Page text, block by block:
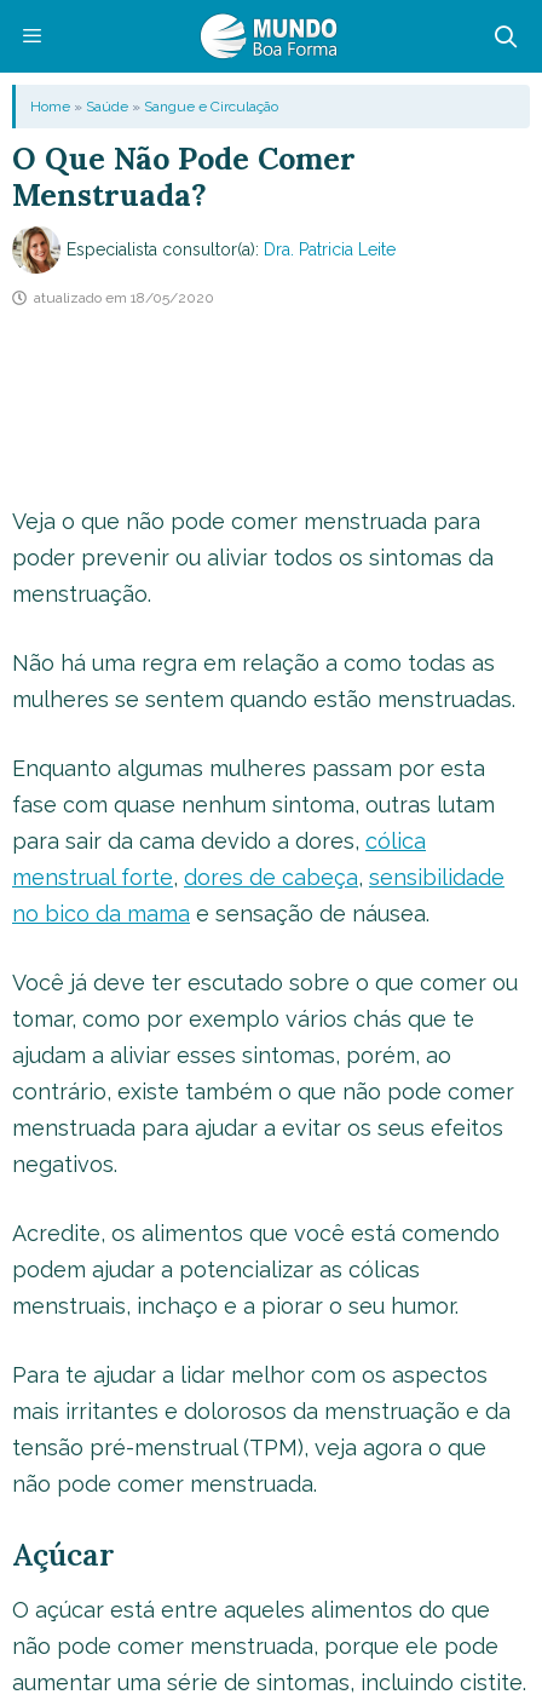
conteúdo
Menu
Home » Saúde » Sangue e Circulação
O Que Não Pode Comer
Menstruada?
Especialista consultor(a): Dra. Patricia Leite
atualizado em 18/05/2020
Veja o que não pode comer menstruada para
poder prevenir ou aliviar todos os sintomas da
menstruação.
Não há uma regra em relação a como todas as
mulheres se sentem quando estão menstruadas.
Enquanto algumas mulheres passam por esta
fase com quase nenhum sintoma, outras lutam
para sair da cama devido a dores, cólica
menstrual forte, dores de cabeça, sensibilidade
no bico da mama e sensação de náusea.
Você já deve ter escutado sobre o que comer ou
tomar, como por exemplo vários chás que te
ajudam a aliviar esses sintomas, porém, ao
contrário, existe também o que não pode comer
menstruada para ajudar a evitar os seus efeitos
negativos.
Acredite, os alimentos que você está comendo
podem ajudar a potencializar as cólicas
menstruais, inchaço e a piorar o seu humor.
Para te ajudar a lidar melhor com os aspectos
mais irritantes e dolorosos da menstruação e da
tensão pré-menstrual (TPM), veja agora o que
não pode comer menstruada.
Açúcar
O açúcar está entre aqueles alimentos do que
não pode comer menstruada, porque ele pode
aumentar uma série de sintomas, incluindo cistite.